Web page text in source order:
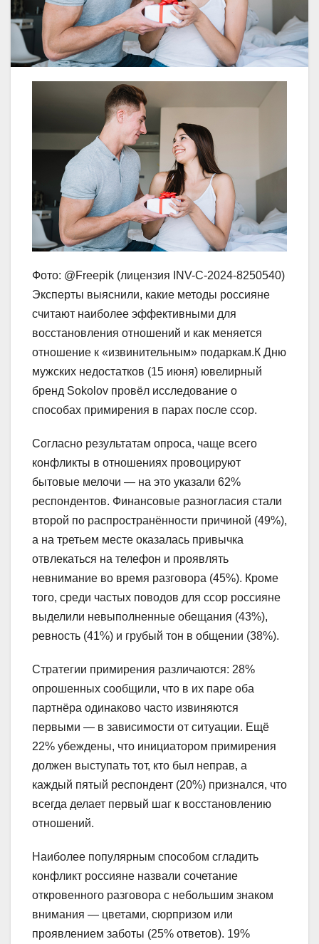
Фото: @Freepik (лицензия INV-C-2024-8250540)
Эксперты выяснили, какие методы россияне
считают наиболее эффективными для
восстановления отношений и как меняется
отношение к «извинительным» подаркам.К Дню
мужских недостатков (15 июня) ювелирный
бренд Sokolov провёл исследование о
способах примирения в парах после ссор.
Согласно результатам опроса, чаще всего
конфликты в отношениях провоцируют
бытовые мелочи — на это указали 62%
респондентов. Финансовые разногласия стали
второй по распространённости причиной (49%),
а на третьем месте оказалась привычка
отвлекаться на телефон и проявлять
невнимание во время разговора (45%). Кроме
того, среди частых поводов для ссор россияне
выделили невыполненные обещания (43%),
ревность (41%) и грубый тон в общении (38%).
Стратегии примирения различаются: 28%
опрошенных сообщили, что в их паре оба
партнёра одинаково часто извиняются
первыми — в зависимости от ситуации. Ещё
22% убеждены, что инициатором примирения
должен выступать тот, кто был неправ, а
каждый пятый респондент (20%) признался, что
всегда делает первый шаг к восстановлению
отношений.
Наиболее популярным способом сгладить
конфликт россияне назвали сочетание
откровенного разговора с небольшим знаком
внимания — цветами, сюрпризом или
проявлением заботы (25% ответов). 19%